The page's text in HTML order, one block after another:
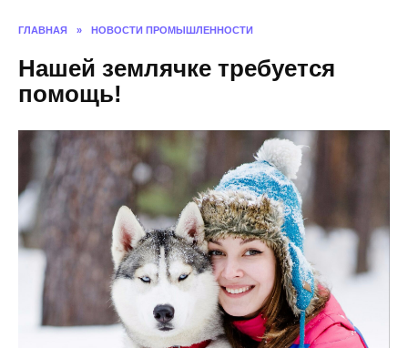
ГЛАВНАЯ » НОВОСТИ ПРОМЫШЛЕННОСТИ
Нашей землячке требуется
помощь!